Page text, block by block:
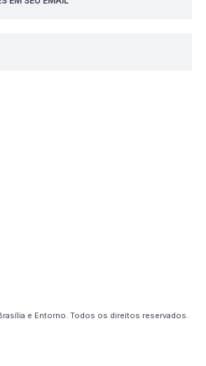
e Entorno. Todos os direitos reservados.